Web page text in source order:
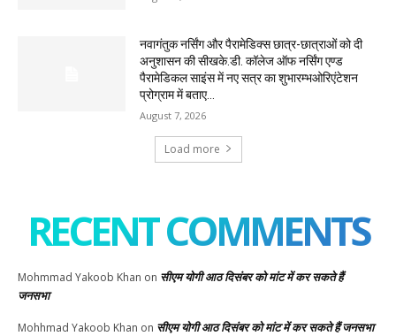
नवागंतुक नर्सिंग और पैरामेडिक्स छात्र-छात्राओं को दी
अनुशासन की सीखके.डी. कॉलेज ऑफ नर्सिंग एण्ड
पैरामेडिकल साइंस में नए सत्र का शुभारम्भओरिएंटेशन
प्रोग्राम में बताए...
August 7, 2026
Load more
RECENT COMMENTS
Mohmmad Yakoob Khan on सीएम योगी आठ दिसंबर को मांट में कर सकते हैं
जनसभा
Mohhmad Yakoob Khan on सीएम योगी आठ दिसंबर को मांट में कर सकते हैं जनसभा